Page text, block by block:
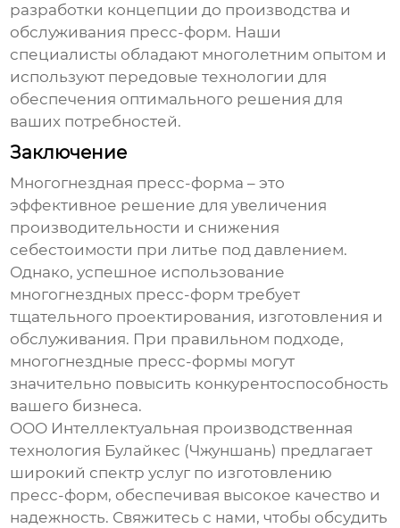
разработки концепции до производства и
обслуживания пресс-форм. Наши
специалисты обладают многолетним опытом и
используют передовые технологии для
обеспечения оптимального решения для
ваших потребностей.
Заключение
Многогнездная пресс-форма – это
эффективное решение для увеличения
производительности и снижения
себестоимости при литье под давлением.
Однако, успешное использование
многогнездных пресс-форм требует
тщательного проектирования, изготовления и
обслуживания. При правильном подходе,
многогнездные пресс-формы могут
значительно повысить конкурентоспособность
вашего бизнеса.
ООО Интеллектуальная производственная
технология Булайкес (Чжуншань) предлагает
широкий спектр услуг по изготовлению
пресс-форм, обеспечивая высокое качество и
надежность. Свяжитесь с нами, чтобы обсудить